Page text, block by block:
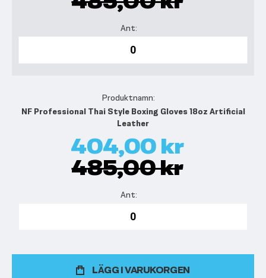
NF Professional Thai Style Boxing Gloves 18oz Artificial
Leather
404,00 kr
485,00 kr
LÄGG I VARUKORGEN